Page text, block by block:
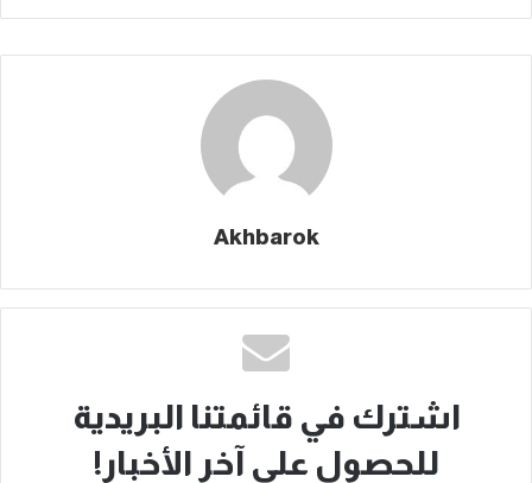
Akhbarok
اشترك في قائمتنا البريدية
للحصول على آخر الأخبار!